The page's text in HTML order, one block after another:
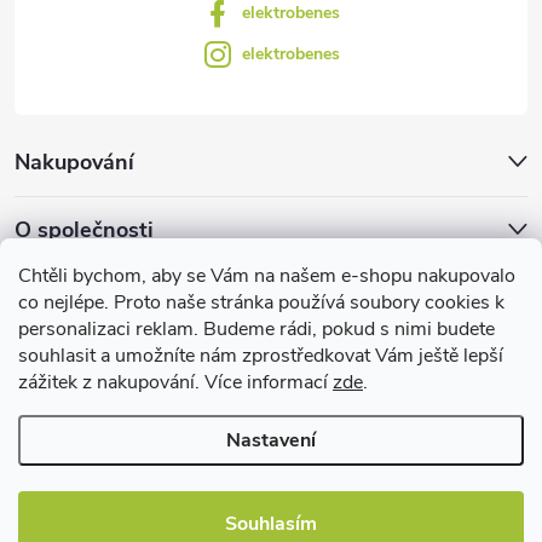
Chtěli bychom, aby se Vám na našem e-shopu nakupovalo
co nejlépe. Proto naše stránka používá soubory cookies k
personalizaci reklam. Budeme rádi, pokud s nimi budete
souhlasit a umožníte nám zprostředkovat Vám ještě lepší
zážitek z nakupování. Více informacízde.
Nastavení
Souhlasím
Nakupování
O společnosti
Facebook
elektrobenes
elektrobenes
Užitečné informace